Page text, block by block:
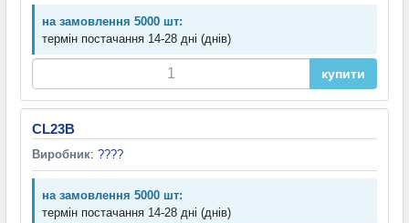
на замовлення 5000 шт:
термін постачання 14-28 дні (днів)
купити
CL23B
Виробник: ????
на замовлення 5000 шт:
термін постачання 14-28 дні (днів)